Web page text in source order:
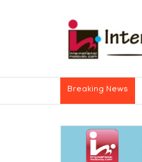
Breaking News